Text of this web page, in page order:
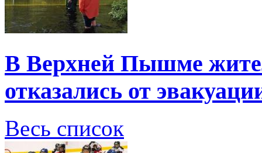
В Верхней Пышме
отказались от
Весь список